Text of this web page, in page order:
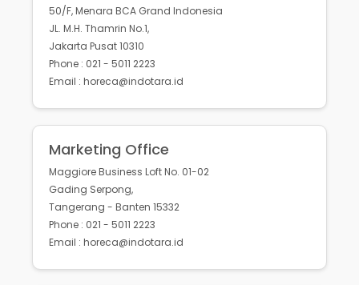
50/F, Menara BCA Grand Indonesia
JL. M.H. Thamrin No.1,
Jakarta Pusat 10310
Phone : 021 - 5011 2223
Email : horeca@indotara.id
Marketing Office
Maggiore Business Loft No. 01-02
Gading Serpong,
Tangerang - Banten 15332
Phone : 021 - 5011 2223
Email : horeca@indotara.id